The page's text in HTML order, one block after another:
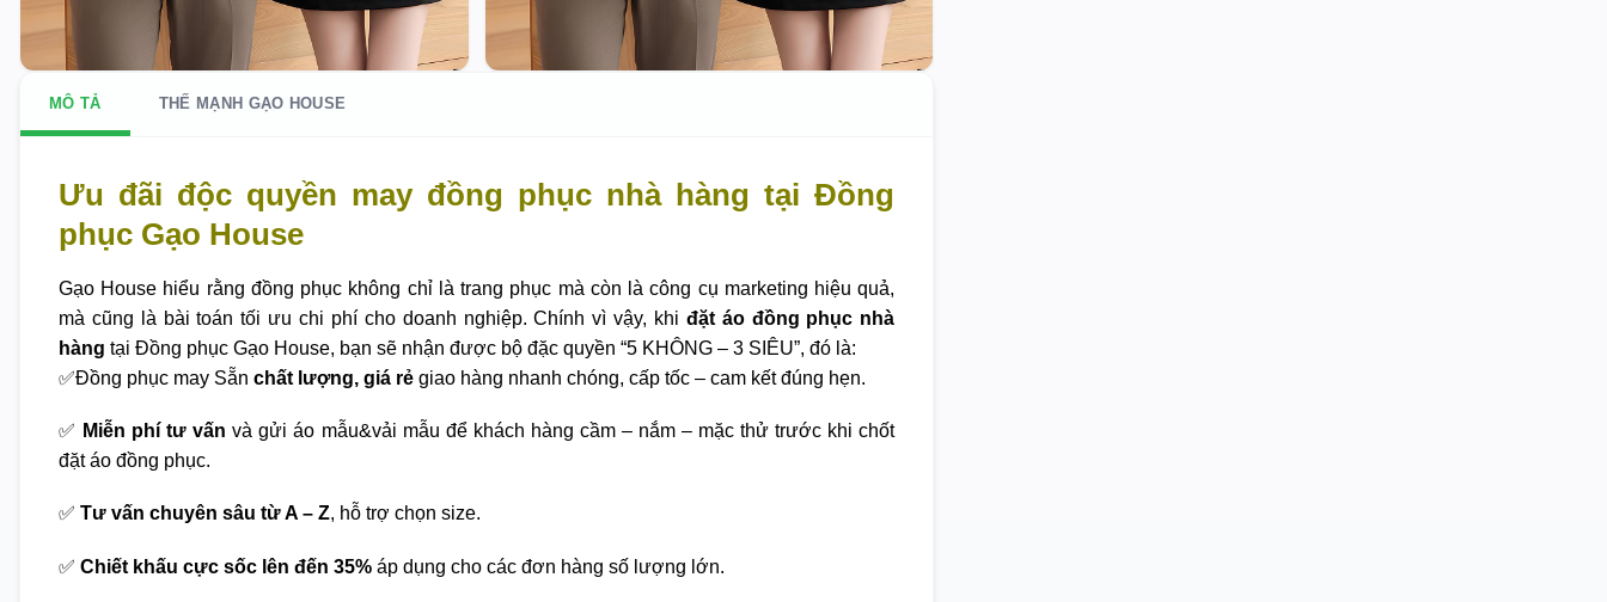
MÔ TẢ THẾ MẠNH GẠO HOUSE
Ưu đãi độc quyền may đồng phục nhà hàng tại Đồng
phục Gạo House
Gạo House hiểu rằng đồng phục không chỉ là trang phục mà còn là công cụ marketing hiệu quả,
mà cũng là bài toán tối ưu chi phí cho doanh nghiệp. Chính vì vậy, khi đặt áo đồng phục nhà
hàng tại Đồng phục Gạo House, bạn sẽ nhận được bộ đặc quyền “5 KHÔNG – 3 SIÊU”, đó là:
✅Đồng phục may Sẵn chất lượng, giá rẻ giao hàng nhanh chóng, cấp tốc – cam kết đúng hẹn.
✅ Miễn phí tư vấn và gửi áo mẫu&vải mẫu để khách hàng cầm – nắm – mặc thử trước khi chốt
đặt áo đồng phục.
✅ Tư vấn chuyên sâu từ A – Z, hỗ trợ chọn size.
✅ Chiết khấu cực sốc lên đến 35% áp dụng cho các đơn hàng số lượng lớn.